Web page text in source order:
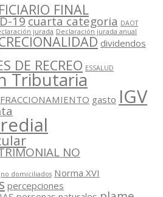
FINAL
19cuarta categoria DAOT
jurada Declaración jurada anual
dividendos
DE RECREO ESSALUD
Tributaria
FRACCIONAMIENTO gasto IGV
NO
no domiciliados Norma XVI
percepciones